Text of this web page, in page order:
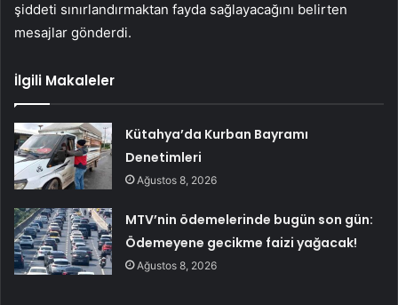
şiddeti sınırlandırmaktan fayda sağlayacağını belirten
mesajlar gönderdi.
İlgili Makaleler
Kütahya’da Kurban Bayramı
Denetimleri
Ağustos 8, 2026
MTV’nin ödemelerinde bugün son gün:
Ödemeyene gecikme faizi yağacak!
Ağustos 8, 2026